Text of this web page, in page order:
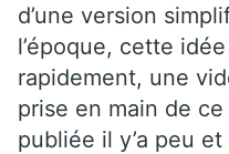
d’une version
l’époque, cette
rapidement, une
prise en main de
publiée il y’a peu